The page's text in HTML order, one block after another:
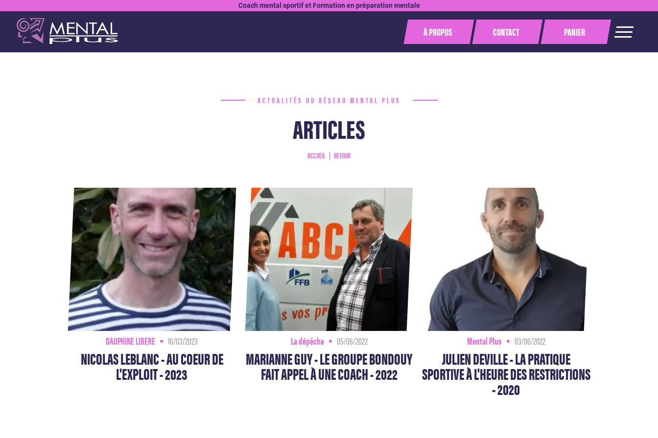
Coach mental sportif et Formation en préparation mentale
À PROPOS CONTACT PANIER
ACTUALITÉS DU RÉSEAU MENTAL PLUS
ARTICLES
ACCUEIL RETOUR
DAUPHINE LIBERE 16/03/2023
NICOLAS LEBLANC - AU COEUR DE
L'EXPLOIT - 2023
La dépêche 05/06/2022
MARIANNE GUY - LE GROUPE BONDOUY
FAIT APPEL À UNE COACH - 2022
Mental Plus 03/06/2022
JULIEN DEVILLE - LA PRATIQUE
SPORTIVE À L'HEURE DES RESTRICTIONS
- 2020